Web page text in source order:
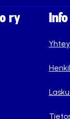
ry Info